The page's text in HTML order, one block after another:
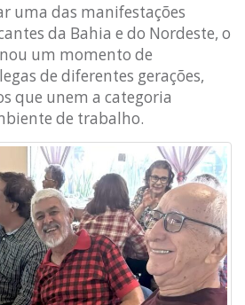
uma das manifestações
da Bahia e do Nordeste, o
um momento de
de diferentes gerações,
que unem a categoria
de trabalho.